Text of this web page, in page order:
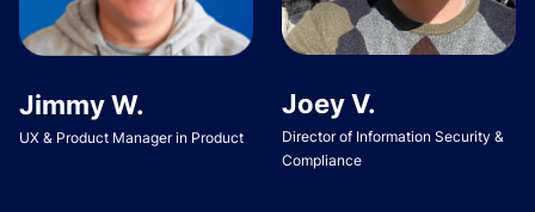
Jimmy W.
UX & Product Manager in Product
Joey V.
Director of Information Security &
Compliance